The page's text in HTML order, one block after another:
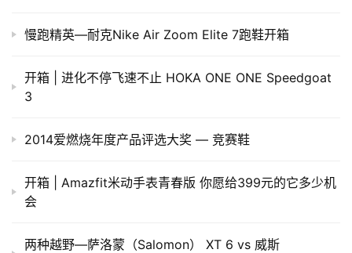
慢跑精英—耐克Nike Air Zoom Elite 7跑鞋开箱
开箱 | 进化不停飞速不止 HOKA ONE ONE Speedgoat
3
2014爱燃烧年度产品评选大奖 — 竞赛鞋
开箱 | Amazfit米动手表青春版 你愿给399元的它多少机
会
两种越野—萨洛蒙（Salomon） XT 6 vs 威斯